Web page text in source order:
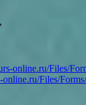
online.ru/Files/